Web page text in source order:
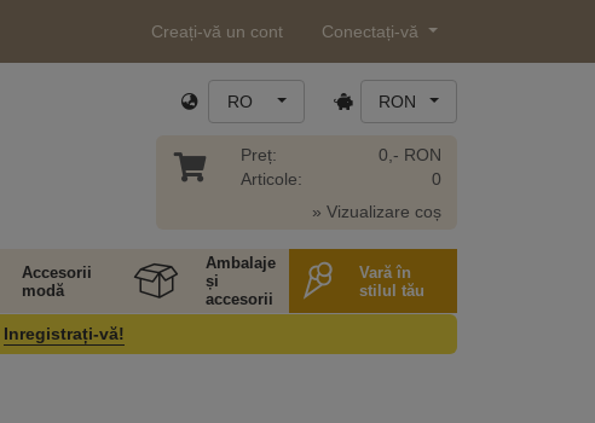
Creați-vă un cont Conectați-vă
RO RON
Preț:
Articole:
0,- RON
0
» Vizualizare coș
Accesorii
modă
Ambalaje
și
accesorii
Vară în
stilul tău
Inregistrați-vă!